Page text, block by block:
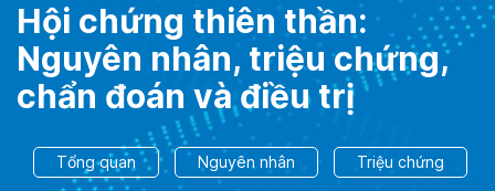
Hội chứng thiên thần:
Nguyên nhân, triệu chứng,
chẩn đoán và điều trị
Tổng quan Nguyên nhân Triệu chứng